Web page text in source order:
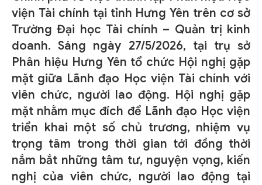
viện Tài chính tại tỉnh Hưng Yên trên cơ sở
Trường Đại học Tài chính – Quản trị kinh
doanh. Sáng ngày 27/5/2026, tại trụ sở
Phân hiệu Hưng Yên tổ chức Hội nghị gặp
mặt giữa Lãnh đạo Học viện Tài chính với
viên chức, người lao động. Hội nghị gặp
mặt nhằm mục đích để Lãnh đạo Học viện
triển khai một số chủ trương, nhiệm vụ
trọng tâm trong thời gian tới đồng thời
nắm bắt những tâm tư, nguyện vọng, kiến
nghị của viên chức, người lao động tại